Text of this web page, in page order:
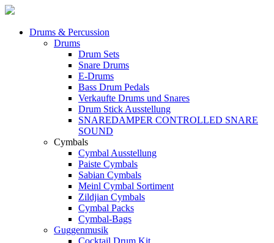
Drums & Percussion
Drums
Drum Sets
Snare Drums
E-Drums
Bass Drum Pedals
Verkaufte Drums und Snares
Drum Stick Ausstellung
SNAREDAMPER CONTROLLED SNARE
SOUND
Cymbals
Cymbal Ausstellung
Paiste Cymbals
Sabian Cymbals
Meinl Cymbal Sortiment
Zildjian Cymbals
Cymbal Packs
Cymbal-Bags
Guggenmusik
Cocktail Drum Kit